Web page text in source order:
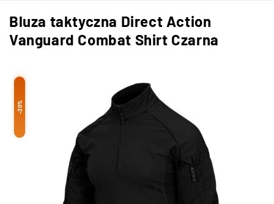
Bluza taktyczna Direct Action
Vanguard Combat Shirt Czarna
-20%